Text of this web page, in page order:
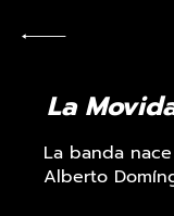
La
La banda
Alberto